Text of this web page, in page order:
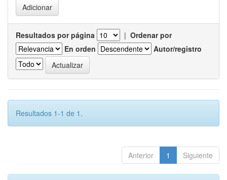
Resultados por página | Ordenar por
En orden
Autor/registro
Resultados 1-1 de 1.
Anterior 1 Siguiente